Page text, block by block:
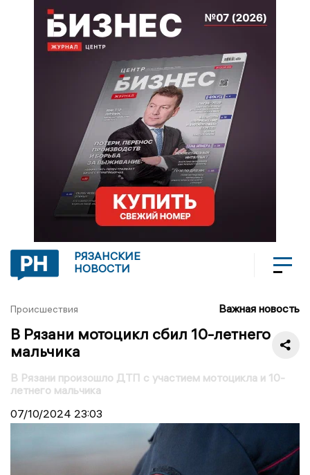
РЯЗАНСКИЕ
НОВОСТИ
Происшествия Важная новость
В Рязани мотоцикл сбил 10-летнего
мальчика
В Рязани произошло ДТП с участием мотоцикла и 10-
летнего мальчика
07/10/2024 23:03